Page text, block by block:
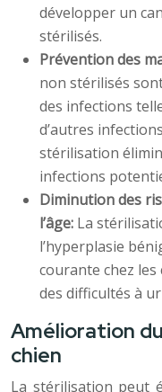
développer un
stérilisés.
Prévention des
non stérilisés
des infections
d’autres
stérilisation
infections
Diminution des
l’âge: La
l’hyperplasie
courante chez
des difficultés à
Amélioration
chien
La stérilisation peut